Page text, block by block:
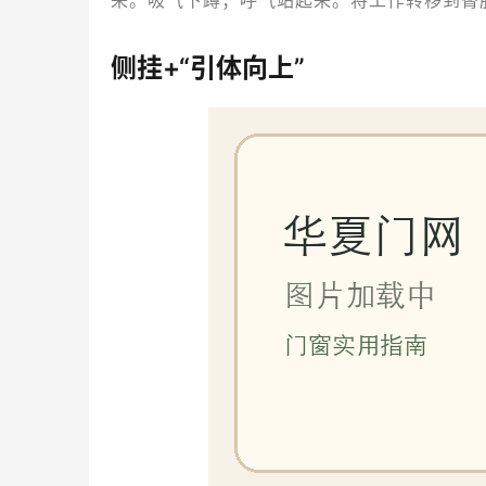
侧挂+“引体向上”